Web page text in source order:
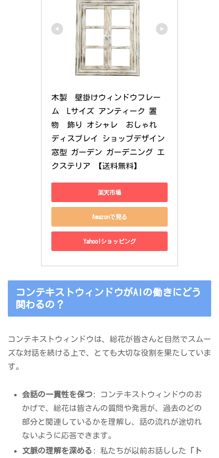
木製　壁掛けウィンドウフレー
ム　Lサイズ アンティーク 置
物　飾り オシャレ　おしゃれ
ディスプレイ ショップデザイン
窓型 ガーデン ガーデニング エ
クステリア 【送料無料】
楽天市場
Amazonで見る
Yahoo!ショッピング
コンテキストウィンドウがAIの働きにどう
関わるの？
コンテキストウィンドウは、総花が皆さんと自然でスムー
ズな対話を続ける上で、とても大切な役割を果たしていま
す。
会話の一貫性を保つ: コンテキストウィンドウのお
かげで、総花は皆さんの質問や発言が、過去のどの
部分と関連しているかを理解し、話の流れが途切れ
ないように応答できます。
文脈の理解を深める : 私たちが以前お話しした
「ト